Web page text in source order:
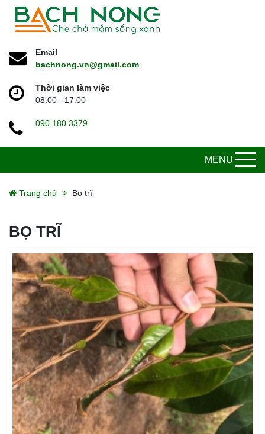
Email
bachnong.vn@gmail.com
Thời gian làm việc
08:00 - 17:00
090 180 3379
MENU
Trang chủ Bọ trĩ
BỌ TRĨ